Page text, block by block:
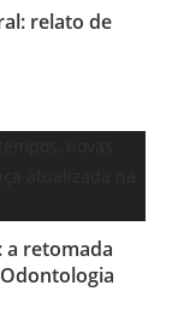
relato de
a retomada